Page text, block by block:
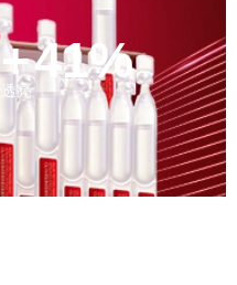
+41%
透亮